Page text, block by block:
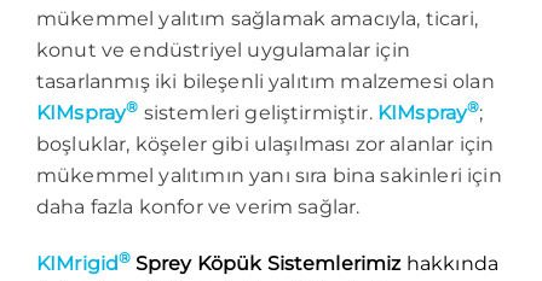
mükemmel yalıtım sağlamak amacıyla, ticari,
konut ve endüstriyel uygulamalar için
tasarlanmış iki bileşenli yalıtım malzemesi olan
KIMspray® sistemleri geliştirmiştir. KIMspray®;
boşluklar, köşeler gibi ulaşılması zor alanlar için
mükemmel yalıtımın yanı sıra bina sakinleri için
daha fazla konfor ve verim sağlar.
KIMrigid® Sprey Köpük Sistemlerimizhakkında